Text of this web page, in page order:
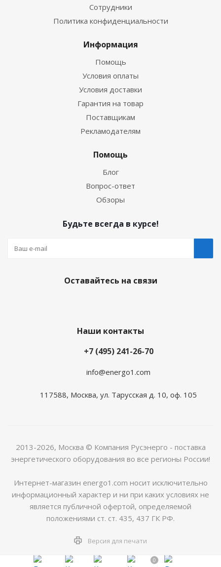
Сотрудники
Политика конфиденциальности
Информация
Помощь
Условия оплаты
Условия доставки
Гарантия на товар
Поставщикам
Рекламодателям
Помощь
Блог
Вопрос-ответ
Обзоры
Будьте всегда в курсе!
Оставайтесь на связи
Наши контакты
+7 (495) 241-26-70
info@energo1.com
117588, Москва, ул. Тарусская д. 10, оф. 105
2013-2026, Москва © Компания Русэнерго - поставка
энергетического оборудования во все регионы России!
Интернет-магазин energo1.com носит исключительно
информационный характер и ни при каких условиях не
является публичной офертой, определяемой
положениями ст. ст. 435, 437 ГК РФ.
Версия для печати
0